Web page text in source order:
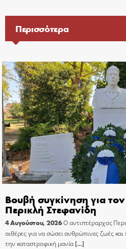
Περισσότερα
Βουβή συγκίνηση για
Περικλή Στεφανίδη
4 Αυγούστου, 2026Ο αντιπτέραρχος
αιθέρες για να σώσει ανθρώπινες ζωές
την καταστροφική μανία[…]